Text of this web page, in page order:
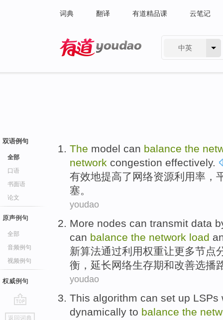
词典 翻译 有道精品课 云笔记
中英
双语例句
全部
口语
书面语
论文
原声例句
全部
音频例句
视频例句
权威例句
go
返回词典
The model can balance the
network congestion effectively.
有效地提高了 网络资源利用率 ，
塞。
youdao
More nodes can transmit data
can balance the network load
新算法通过利用权重让更多节点
衡 ， 延长 网络生存期和改善选播
youdao
This algorithm can set up LSPs
dynamically to balance the